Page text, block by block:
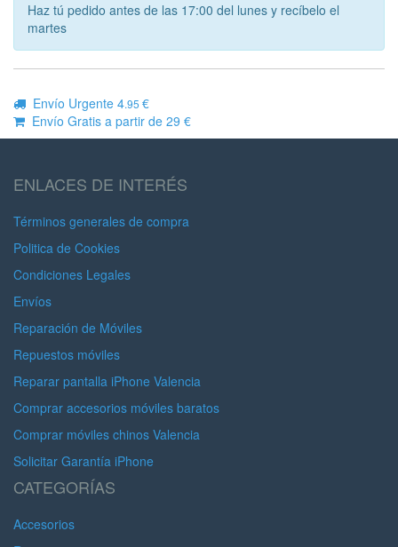
Haz tú pedido antes de las 17:00 del lunes y recíbelo el
martes
Envío Urgente 4.95 €
Envío Gratis a partir de 29 €
ENLACES DE INTERÉS
Términos generales de compra
Politica de Cookies
Condiciones Legales
Envíos
Reparación de Móviles
Repuestos móviles
Reparar pantalla iPhone Valencia
Comprar accesorios móviles baratos
Comprar móviles chinos Valencia
Solicitar Garantía iPhone
CATEGORÍAS
Accesorios